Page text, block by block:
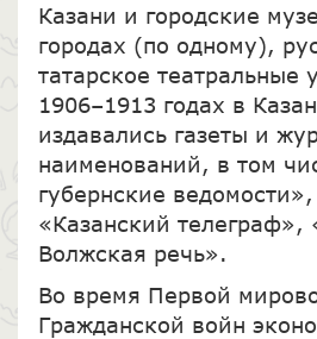
Казани и городские
городах (по одному),
татарское театральные
1906–1913 годах в
издавались газеты и
наименований, в том
губернские
«Казанский телеграф»,
Волжская речь».
Во время Первой
Гражданской войн